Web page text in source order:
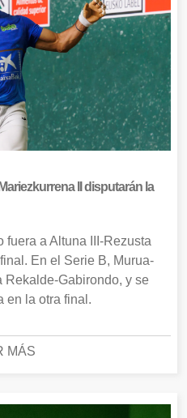
II disputarán la
a Altuna III-Rezusta
En el Serie B, Murua-
Rekalde-Gabirondo, y se
en la otra final.
MÁS